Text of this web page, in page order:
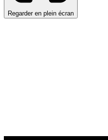
Regarder en plein écran